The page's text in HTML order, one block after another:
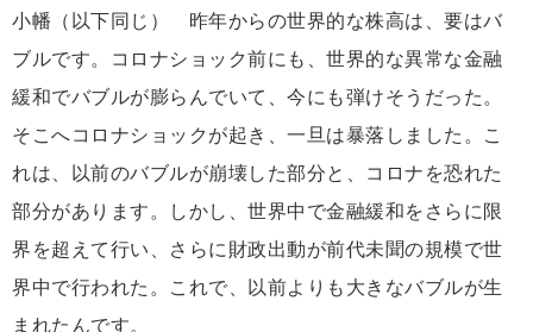
小幡（以下同じ） 昨年からの世界的な株高は、要はバ
ブルです。コロナショック前にも、世界的な異常な金融
緩和でバブルが膨らんでいて、今にも弾けそうだった。
そこへコロナショックが起き、一旦は暴落しました。こ
れは、以前のバブルが崩壊した部分と、コロナを恐れた
部分があります。しかし、世界中で金融緩和をさらに限
界を超えて行い、さらに財政出動が前代未聞の規模で世
界中で行われた。これで、以前よりも大きなバブルが生
まれたんです。